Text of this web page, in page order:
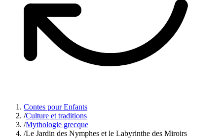
Contes pour Enfants
/Culture et traditions
/Mythologie grecque
/Le Jardin des Nymphes et le Labyrinthe des Miroirs